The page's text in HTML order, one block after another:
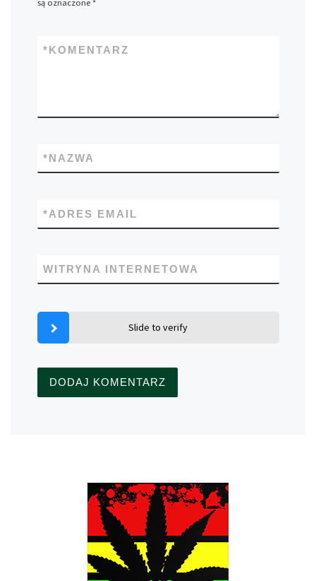
są oznaczone *
KOMENTARZ
*
NAZWA
*
ADRES EMAIL
*
WITRYNA INTERNETOWA
Slide to verify